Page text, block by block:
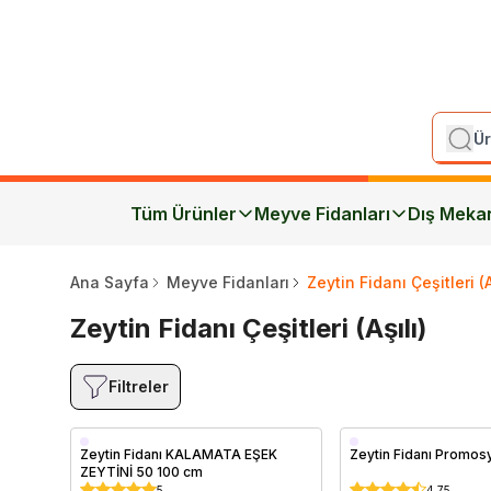
Tüm Ürünler Meyve Fidanları Dış
Ana Sayfa Meyve Fidanları Zeytin Fidanı Çeşitleri
Zeytin Fidanı Çeşitleri (Aşılı)
Filtreler
Zeytin Fidanı KALAMATA EŞEK
ZEYTİNİ 50 100 cm
Saksıda
Zeytin Fidanı